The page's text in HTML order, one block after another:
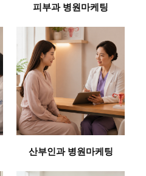
피부과 병원마케팅
산부인과 병원마케팅